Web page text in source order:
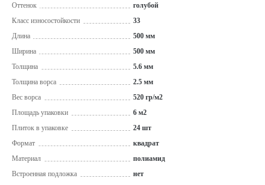
Оттенок
голубой
Класс износостойкости
33
Длина
500 мм
Ширина
500 мм
Толщина
5.6 мм
Толщина ворса
2.5 мм
Вес ворса
520 гр/м2
Площадь упаковки
6 м2
Плиток в упаковке
24 шт
Формат
квадрат
Материал
полиамид
Встроенная подложка
нет